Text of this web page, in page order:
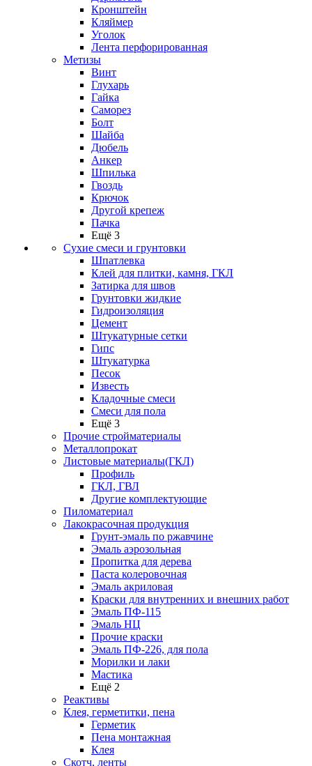
Кронштейн
Кляймер
Уголок
Лента перфорированная
Метизы
Винт
Глухарь
Гайка
Саморез
Болт
Шайба
Дюбель
Анкер
Шпилька
Гвоздь
Крючок
Другой крепеж
Пачка
Ещё 3
Сухие смеси и грунтовки
Шпатлевка
Клей для плитки, камня, ГКЛ
Затирка для швов
Грунтовки жидкие
Гидроизоляция
Цемент
Штукатурные сетки
Гипс
Штукатурка
Песок
Известь
Кладочные смеси
Смеси для пола
Ещё 3
Прочие стройматериалы
Металлопрокат
Листовые материалы(ГКЛ)
Профиль
ГКЛ, ГВЛ
Другие комплектующие
Пиломатериал
Лакокрасочная продукция
Грунт-эмаль по ржавчине
Эмаль аэрозольная
Пропитка для дерева
Паста колеровочная
Эмаль акриловая
Краски для внутренних и внешних работ
Эмаль ПФ-115
Эмаль НЦ
Прочие краски
Эмаль ПФ-226, для пола
Морилки и лаки
Мастика
Ещё 2
Реактивы
Клея, герметитки, пена
Герметик
Пена монтажная
Клея
Скотч, ленты